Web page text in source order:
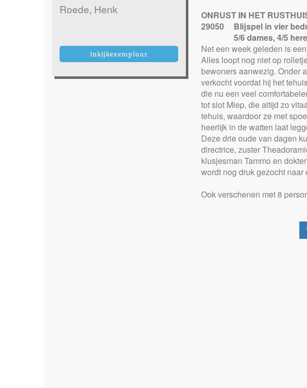
Roede, Henk
Inkijkexemplaar
ONRUST IN HET
29050
Blijspel in vier
5/6 dames, 4/5
Net een week geleden is
Alles loopt nog niet op
bewoners aanwezig. Onder
verkocht voordat hij het
die nu een veel
tot slot Miep, die altijd zo
tehuis, waardoor ze met
heerlijk in de watten laat
Deze drie oude van dagen
directrice, zuster
klusjesman Tammo en
wordt nog druk gezocht naar
Ook verschenen met 8